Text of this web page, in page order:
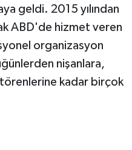
geldi. 2015 yılından
ABD'de hizmet veren
organizasyon
nişanlara,
kadar birçok